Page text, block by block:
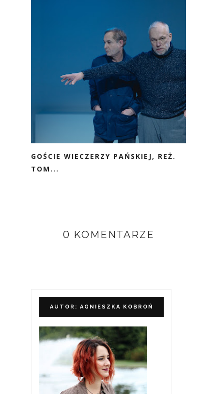
GOŚCIE WIECZERZY PAŃSKIEJ, REŻ.
TOM...
0 KOMENTARZE
AUTOR: AGNIESZKA KOBROŃ